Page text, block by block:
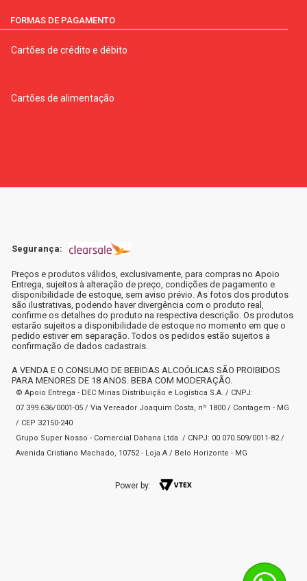
FORMAS DE PAGAMENTO
Cartões de crédito e débito
Cartões de alimentação
Segurança:
Preços e produtos válidos, exclusivamente, para compras no Apoio
Entrega, sujeitos à alteração de preço, condições de pagamento e
disponibilidade de estoque, sem aviso prévio. As fotos dos produtos
são ilustrativas, podendo haver divergência com o produto real,
confirme os detalhes do produto na respectiva descrição. Os produtos
estarão sujeitos a disponibilidade de estoque no momento em que o
pedido estiver em separação. Todos os pedidos estão sujeitos a
confirmação de dados cadastrais.
A VENDA E O CONSUMO DE BEBIDAS ALCOÓLICAS SÃO PROIBIDOS
PARA MENORES DE 18 ANOS. BEBA COM MODERAÇÃO.
© Apoio Entrega - DEC Minas Distribuição e Logística S.A. / CNPJ:
07.399.636/0001-05 / Via Vereador Joaquim Costa, nº 1800 / Contagem - MG
/ CEP 32150-240
Grupo Super Nosso - Comercial Dahana Ltda. / CNPJ: 00.070.509/0011-82 /
Avenida Cristiano Machado, 10752 - Loja A / Belo Horizonte - MG
Power by: